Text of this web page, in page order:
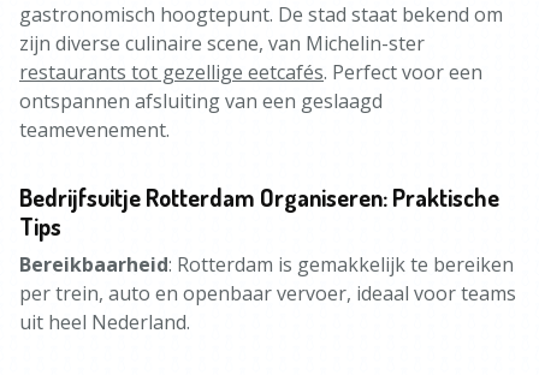
gastronomisch hoogtepunt. De stad staat bekend om
zijn diverse culinaire scene, van Michelin-ster
restaurants tot gezellige eetcafés. Perfect voor een
ontspannen afsluiting van een geslaagd
teamevenement.
Bedrijfsuitje Rotterdam Organiseren: Praktische
Tips
Bereikbaarheid: Rotterdam is gemakkelijk te bereiken
per trein, auto en openbaar vervoer, ideaal voor teams
uit heel Nederland.